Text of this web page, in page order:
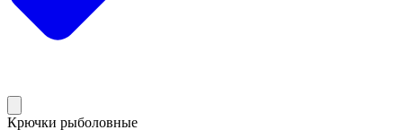
Крючки рыболовные